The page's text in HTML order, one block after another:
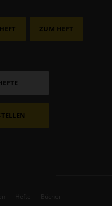
ZUM HEFT
Hefte Bücher